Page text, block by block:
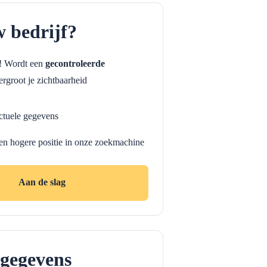
bedrijf?
een gecontroleerde
je zichtbaarheid
gegevens
hogere positie in onze zoekmachine
Aan de slag